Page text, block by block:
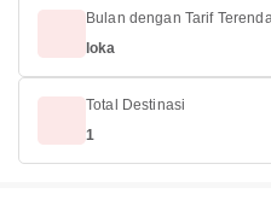
Bulan dengan Tarif
loka
Total Destinasi
1